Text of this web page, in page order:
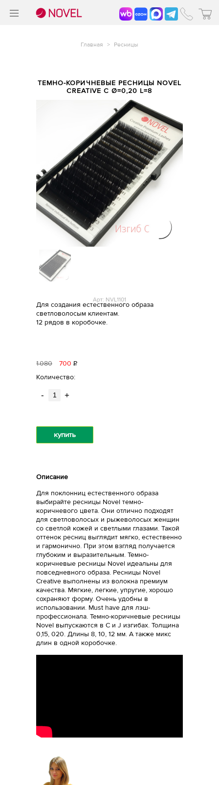
Главная > Ресницы
ТЕМНО-КОРИЧНЕВЫЕ РЕСНИЦЫ NOVEL
CREATIVE С Ø=0,20 L=8
Арт: NVL1101
Для создания естественного образа
светловолосым клиентам.
12 рядов в коробочке.
1080 700 Р
Количество:
- +
купить
Описание
Для поклонниц естественного образа
выбирайте ресницы Novel темно-
коричневого цвета. Они отлично подходят
для светловолосых и рыжеволосых женщин
со светлой кожей и светлыми глазами. Такой
оттенок ресниц выглядит мягко, естественно
и гармонично. При этом взгляд получается
глубоким и выразительным. Темно-
коричневые ресницы Novel идеальны для
повседневного образа. Ресницы Novel
Creative выполнены из волокна премиум
качества. Мягкие, легкие, упругие, хорошо
сохраняют форму. Очень удобны в
использовании. Must have для лэш-
профессионала. Темно-коричневые ресницы
Novel выпускаются в С и J изгибах. Толщина
0,15, 020. Длины 8, 10, 12 мм. А также микс
длин в одной коробочке.